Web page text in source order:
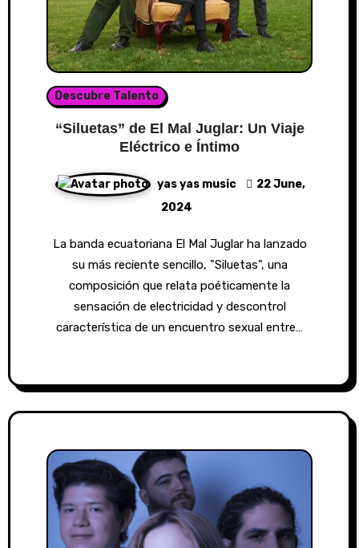
Descubre Talento
“Siluetas” de El Mal Juglar: Un Viaje
Eléctrico e Íntimo
yas yas music
22 June,
2024
La banda ecuatoriana El Mal Juglar ha lanzado
su más reciente sencillo, "Siluetas", una
composición que relata poéticamente la
sensación de electricidad y descontrol
característica de un encuentro sexual entre…